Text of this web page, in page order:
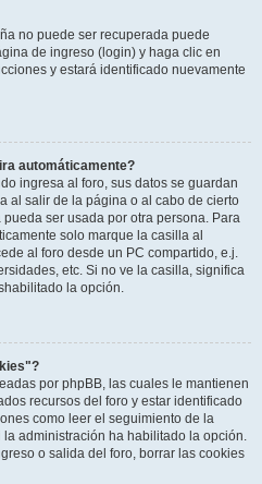
no puede ser recuperada puede
de ingreso (login) y haga clic en
y estará identificado nuevamente
automáticamente?
ingresa al foro, sus datos se guardan
al salir de la página o al cabo de cierto
ser usada por otra persona. Para
solo marque la casilla al
al foro desde un PC compartido, e.j.
etc. Si no ve la casilla, significa
la opción.
por phpBB, las cuales le mantienen
recursos del foro y estar identificado
como leer el seguimiento de la
administración ha habilitado la opción.
o salida del foro, borrar las cookies